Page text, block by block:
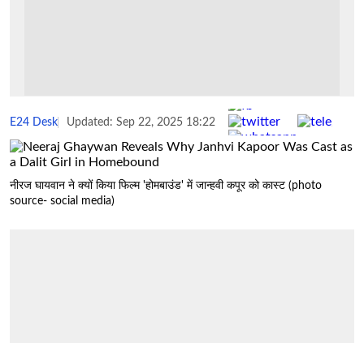
E24 Desk Updated: Sep 22, 2025 18:22 Share :
नीरज घायवान ने क्यों किया फिल्म 'होमबाउंड' में जान्हवी कपूर को कास्ट (photo
source- social media)